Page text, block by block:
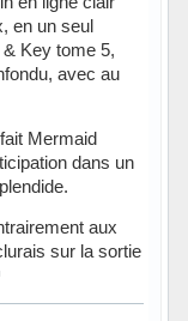
en un seul
Key tome 5,
avec au
Mermaid
dans un
aux
sur la sortie